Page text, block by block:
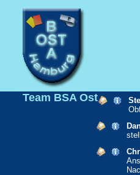
Team BSA Ost